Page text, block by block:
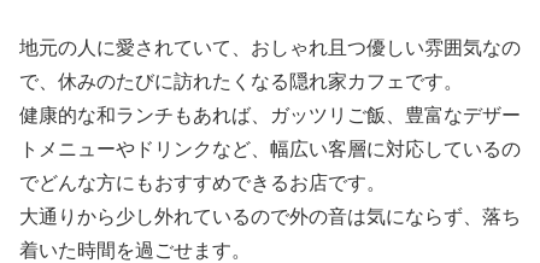
地元の人に愛されていて、おしゃれ且つ優しい雰囲気なの
で、休みのたびに訪れたくなる隠れ家カフェです。
健康的な和ランチもあれば、ガッツリご飯、豊富なデザー
トメニューやドリンクなど、幅広い客層に対応しているの
でどんな方にもおすすめできるお店です。
大通りから少し外れているので外の音は気にならず、落ち
着いた時間を過ごせます。